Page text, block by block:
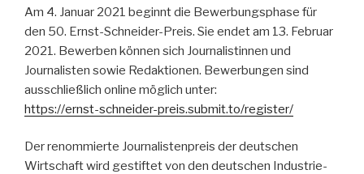
Am 4. Januar 2021 beginnt die Bewerbungsphase für
den 50. Ernst-Schneider-Preis. Sie endet am 13. Februar
2021. Bewerben können sich Journalistinnen und
Journalisten sowie Redaktionen. Bewerbungen sind
ausschließlich online möglich unter:
https://ernst-schneider-preis.submit.to/register/
Der renommierte Journalistenpreis der deutschen
Wirtschaft wird gestiftet von den deutschen Industrie-